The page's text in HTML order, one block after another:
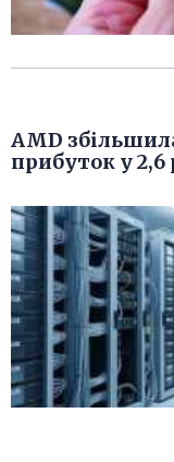
AMD
прибуток у 2,6